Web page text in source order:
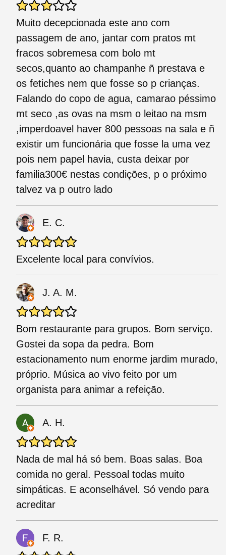
Muito decepcionada este ano com
passagem de ano, jantar com pratos mt
fracos sobremesa com bolo mt
secos,quanto ao champanhe ñ prestava e
os fetiches nem que fosse so p crianças.
Falando do copo de agua, camarao péssimo
mt seco ,as ovas na msm o leitao na msm
,imperdoavel haver 800 pessoas na sala e ñ
existir um funcionária que fosse la uma vez
pois nem papel havia, custa deixar por
familia300€ nestas condições, p o próximo
talvez va p outro lado
E. C.
Excelente local para convívios.
J. A. M.
Bom restaurante para grupos. Bom serviço.
Gostei da sopa da pedra. Bom
estacionamento num enorme jardim murado,
próprio. Música ao vivo feito por um
organista para animar a refeição.
A. H.
Nada de mal há só bem. Boas salas. Boa
comida no geral. Pessoal todas muito
simpáticas. E aconselhável. Só vendo para
acreditar
F. R.